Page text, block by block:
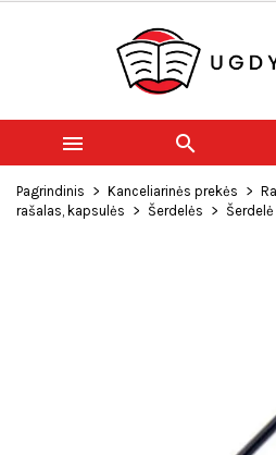
 
Pagrindinis Kanceliarinės prekės
rašalas, kapsulės
Šerdelės